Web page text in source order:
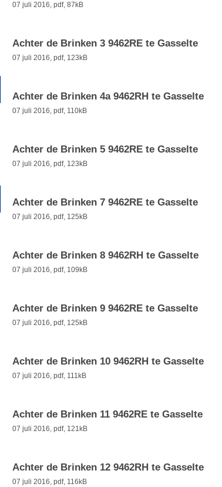
07 juli 2016, pdf, 87kB
Achter de Brinken 3 9462RE te Gasselte
07 juli 2016, pdf, 123kB
Achter de Brinken 4a 9462RH te Gasselte
07 juli 2016, pdf, 110kB
Achter de Brinken 5 9462RE te Gasselte
07 juli 2016, pdf, 123kB
Achter de Brinken 7 9462RE te Gasselte
07 juli 2016, pdf, 125kB
Achter de Brinken 8 9462RH te Gasselte
07 juli 2016, pdf, 109kB
Achter de Brinken 9 9462RE te Gasselte
07 juli 2016, pdf, 125kB
Achter de Brinken 10 9462RH te Gasselte
07 juli 2016, pdf, 111kB
Achter de Brinken 11 9462RE te Gasselte
07 juli 2016, pdf, 121kB
Achter de Brinken 12 9462RH te Gasselte
07 juli 2016, pdf, 116kB